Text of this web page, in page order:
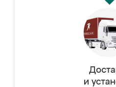
и